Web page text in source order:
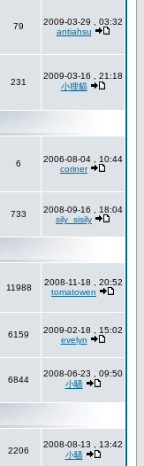
79
2009-03-29 , 03:32
antiahsu
231
2009-03-16 , 21:18
小狸貓
6
2006-08-04 , 10:44
coriner
733
2008-09-16 , 18:04
sily_sisily
11988
2008-11-18 , 20:52
tomatowen
6159
2009-02-18 , 15:02
evelyn
6844
2008-06-23 , 09:50
小騷
2206
2008-08-13 , 13:42
小騷